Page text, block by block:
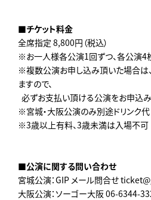
■チケット料金
全席指定 8,800円（税込）
※お一人様各公演1回ずつ、各公演4
※複数公演お申し込み頂いた場合は
ますので、
必ずお支払い頂ける公演をお申込み
※宮城・大阪公演のみ別途ドリンク代
※3歳以上有料、3歳未満は入場不可
■公演に関する問い合わせ
宮城公演：GIP メール問合せ
大阪公演：ソーゴー大阪 06-6344-